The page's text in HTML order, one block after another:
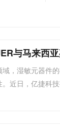
与马来西
合作，硬
，湿敏元器件
。近日，亿捷科
与马来西亚知名